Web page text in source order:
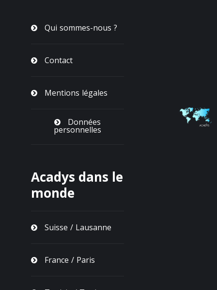
Qui sommes-nous ?
Contact
Mentions légales
Données
personnelles
Acadys dans le
monde
Suisse / Lausanne
France / Paris